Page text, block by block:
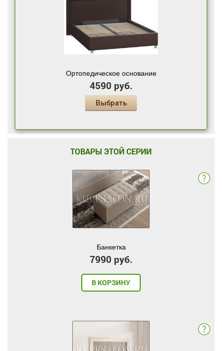
Ортопедическое основание
4590 руб.
Выбрать
ТОВАРЫ ЭТОЙ СЕРИИ
Банкетка
7990 руб.
В КОРЗИНУ